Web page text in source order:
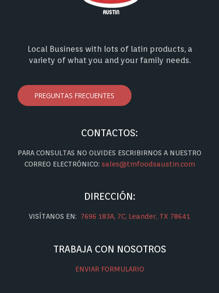
Local Business with lots of latin products, a
variety of what you and your family needs.
PREGUNTAS FRECUENTES
CONTACTOS:
PARA CONSULTAS NO OLVIDES ESCRIBIRNOS A NUESTRO
CORREO ELECTRÓNICO: sales@tmfoodsaustin.com
DIRECCIÓN:
VISÍTANOS EN: 7696 183A, 7C, Leander, TX 78641
TRABAJA CON NOSOTROS
ENVIAR FORMULARIO